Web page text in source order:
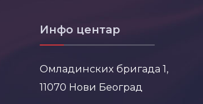
Инфо центар
Омладинских бригада 1,
11070 Нови Београд